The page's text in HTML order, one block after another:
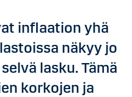
inflaation yhä
näkyy jo
lasku. Tämä
korkojen ja